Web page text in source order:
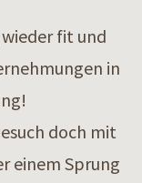
wieder fit und
in
doch mit
einem Sprung